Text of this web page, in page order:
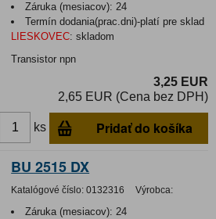
Záruka (mesiacov): 24
Termín dodania(prac.dni)-platí pre sklad
LIESKOVEC: skladom
Transistor npn
3,25 EUR
2,65 EUR (Cena bez DPH)
ks Pridať do košíka
BU 2515 DX
Katalógové číslo: 0132316 Výrobca:
Záruka (mesiacov): 24